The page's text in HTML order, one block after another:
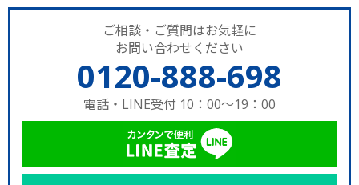
ご相談・ご質問はお気軽に
お問い合わせください
0120-888-698
電話・LINE受付 10：00～19：00